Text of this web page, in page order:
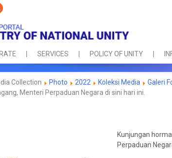
SERVICES POLICY OF UNITY
Collection Photo 2022 Koleksi Media Galeri
Menteri Perpaduan Negara di sini hari ini.
Kunjungan
Perpaduan